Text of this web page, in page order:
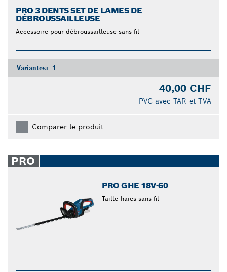
PRO 3 DENTS SET DE LAMES DE
DÉBROUSSAILLEUSE
Accessoire pour débroussailleuse sans-fil
Variantes: 1
40,00 CHF
PVC avec TAR et TVA
Comparer le produit
PRO
PRO GHE 18V-60
Taille-haies sans fil